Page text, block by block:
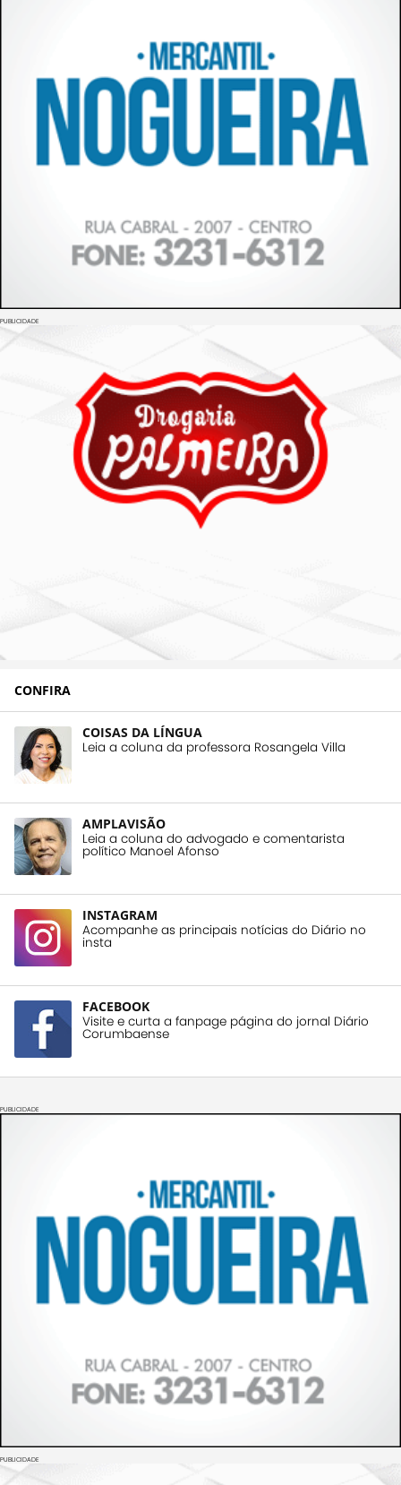
PUBLICIDADE
CONFIRA
COISAS DA LÍNGUA
Leia a coluna da professora Rosangela Villa
AMPLAVISÃO
Leia a coluna do advogado e comentarista
político Manoel Afonso
INSTAGRAM
Acompanhe as principais notícias do Diário no
insta
FACEBOOK
Visite e curta a fanpage página do jornal Diário
Corumbaense
PUBLICIDADE
PUBLICIDADE